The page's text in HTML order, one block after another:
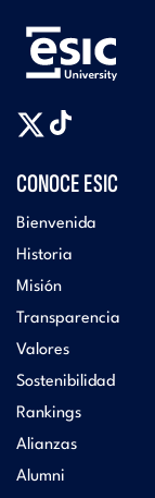
CONOCE ESIC
Bienvenida
Historia
Misión
Transparencia
Valores
Sostenibilidad
Rankings
Alianzas
Alumni